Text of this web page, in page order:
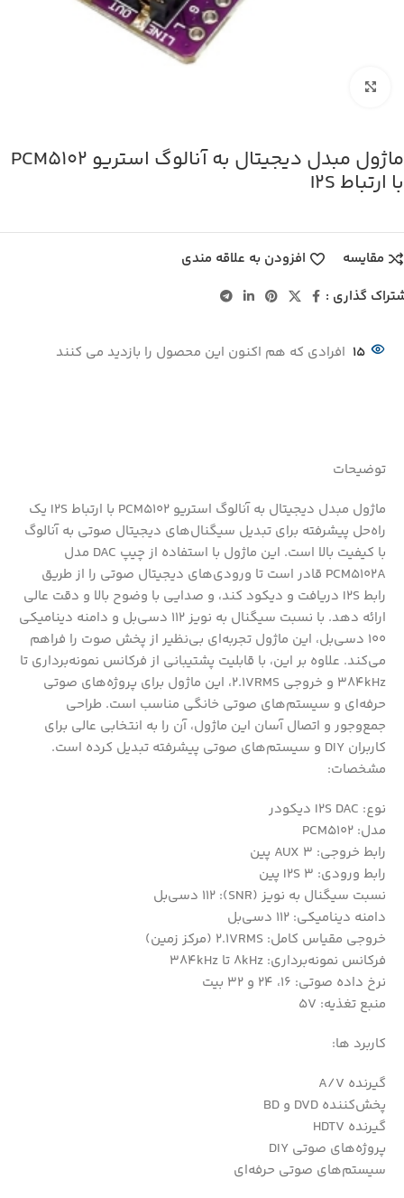
ماژول مبدل دیجیتال به آنالوگ استریو PCM5102
با ارتباط I2S
مقایسه
افزودن به علاقه مندی
گذاری :
15 افرادی که هم اکنون این محصول را بازدید می کنند
توضیحات
ماژول مبدل دیجیتال به آنالوگ استریو PCM5102 با ارتباط I2S یک
راه‌حل پیشرفته برای تبدیل سیگنال‌های دیجیتال صوتی به آنالوگ
با کیفیت بالا است. این ماژول با استفاده از چیپ DAC مدل
PCM5102A قادر است تا ورودی‌های دیجیتال صوتی را از طریق
رابط I2S دریافت و دیکود کند، و صدایی با وضوح بالا و دقت عالی
ارائه دهد. با نسبت سیگنال به نویز 112 دسی‌بل و دامنه دینامیکی
100 دسی‌بل، این ماژول تجربه‌ای بی‌نظیر از پخش صوت را فراهم
می‌کند. علاوه بر این، با قابلیت پشتیبانی از فرکانس نمونه‌برداری تا
384kHz و خروجی 2.1VRMS، این ماژول برای پروژه‌های صوتی
حرفه‌ای و سیستم‌های صوتی خانگی مناسب است. طراحی
جمع‌وجور و اتصال آسان این ماژول، آن را به انتخابی عالی برای
کاربران DIY و سیستم‌های صوتی پیشرفته تبدیل کرده است.
مشخصات:
نوع: I2S DAC دیکودر
مدل: PCM5102
رابط خروجی: AUX 3 پین
رابط ورودی: I2S 3 پین
نسبت سیگنال به نویز (SNR): 112 دسی‌بل
دامنه دینامیکی: 112 دسی‌بل
خروجی مقیاس کامل: 2.1VRMS (مرکز زمین)
فرکانس نمونه‌برداری: 8kHz تا 384kHz
نرخ داده صوتی: 16، 24 و 32 بیت
منبع تغذیه: 5V
کاربرد ها:
گیرنده A/V
پخش‌کننده DVD و BD
گیرنده HDTV
پروژه‌های صوتی DIY
سیستم‌های صوتی حرفه‌ای